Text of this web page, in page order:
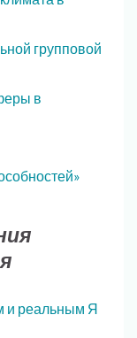
групповой
в
и реальным Я